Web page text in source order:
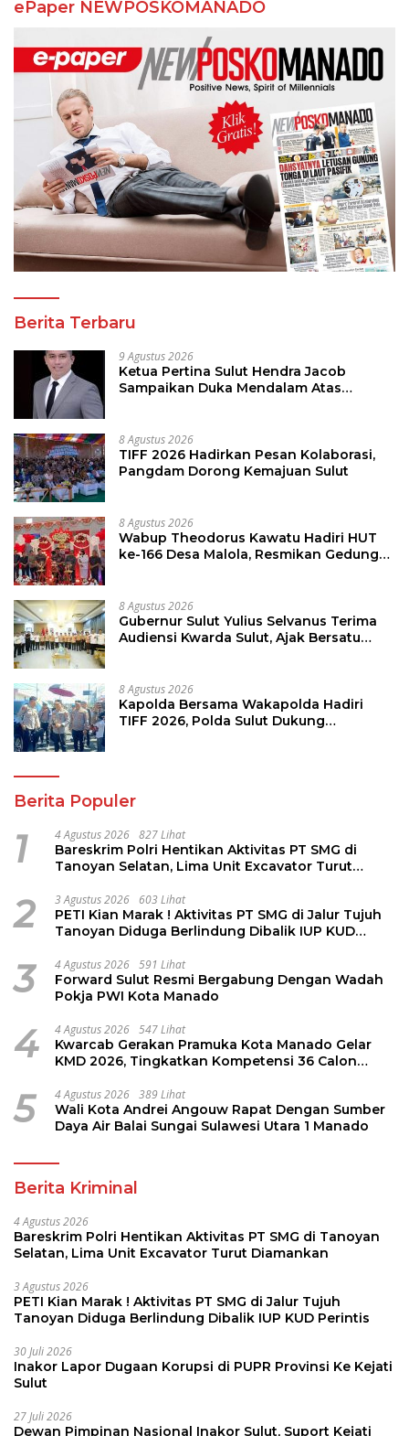
ePaper NEWPOSKOMANADO
Berita Terbaru
9 Agustus 2026
Ketua Pertina Sulut Hendra Jacob
Sampaikan Duka Mendalam Atas
8 Agustus 2026
TIFF 2026 Hadirkan Pesan Kolaborasi,
Pangdam Dorong Kemajuan Sulut
8 Agustus 2026
Wabup Theodorus Kawatu Hadiri HUT
ke-166 Desa Malola, Resmikan Gedung
8 Agustus 2026
Gubernur Sulut Yulius Selvanus Terima
Audiensi Kwarda Sulut, Ajak Bersatu
8 Agustus 2026
Kapolda Bersama Wakapolda Hadiri
TIFF 2026, Polda Sulut Dukung
Berita Populer
1 4 Agustus 2026 827 Lihat
Bareskrim Polri Hentikan Aktivitas PT SMG di
Tanoyan Selatan, Lima Unit Excavator Turut
2 3 Agustus 2026 603 Lihat
PETI Kian Marak ! Aktivitas PT SMG di Jalur Tujuh
Tanoyan Diduga Berlindung Dibalik IUP KUD
3 4 Agustus 2026 591 Lihat
Forward Sulut Resmi Bergabung Dengan Wadah
Pokja PWI Kota Manado
4 4 Agustus 2026 547 Lihat
Kwarcab Gerakan Pramuka Kota Manado Gelar
KMD 2026, Tingkatkan Kompetensi 36 Calon
5 4 Agustus 2026 389 Lihat
Wali Kota Andrei Angouw Rapat Dengan Sumber
Daya Air Balai Sungai Sulawesi Utara 1 Manado
Berita Kriminal
4 Agustus 2026
Bareskrim Polri Hentikan Aktivitas PT SMG di Tanoyan
Selatan, Lima Unit Excavator Turut Diamankan
3 Agustus 2026
PETI Kian Marak ! Aktivitas PT SMG di Jalur Tujuh
Tanoyan Diduga Berlindung Dibalik IUP KUD Perintis
30 Juli 2026
Inakor Lapor Dugaan Korupsi di PUPR Provinsi Ke Kejati
Sulut
27 Juli 2026
Dewan Pimpinan Nasional Inakor Sulut, Suport Kejati